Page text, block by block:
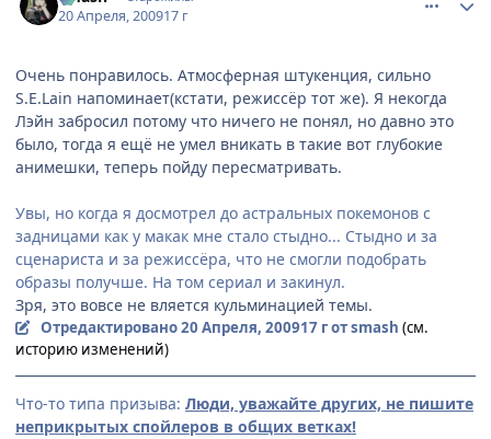
20 Апреля, 200917 г
Очень понравилось. Атмосферная штукенция, сильно
S.E.Lain напоминает(кстати, режиссёр тот же). Я некогда
Лэйн забросил потому что ничего не понял, но давно это
было, тогда я ещё не умел вникать в такие вот глубокие
анимешки, теперь пойду пересматривать.
Увы, но когда я досмотрел до астральных покемонов с
задницами как у макак мне стало стыдно... Стыдно и за
сценариста и за режиссёра, что не смогли подобрать
образы получше. На том сериал и закинул.
Зря, это вовсе не вляется кульминацией темы.
Отредактировано20 Апреля, 200917 гот smash (см.
историю изменений)
Что-то типа призыва: Люди, уважайте других, не пишите
неприкрытых спойлеров в общих ветках!